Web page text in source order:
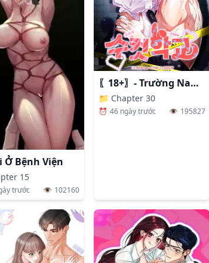
Ở Bệnh Viện
15
trước 👁️ 102160
〖18+〗- Trường Nam Sinh
📁 Chapter 30
⏰ 46 ngày trước 👁️ 195827